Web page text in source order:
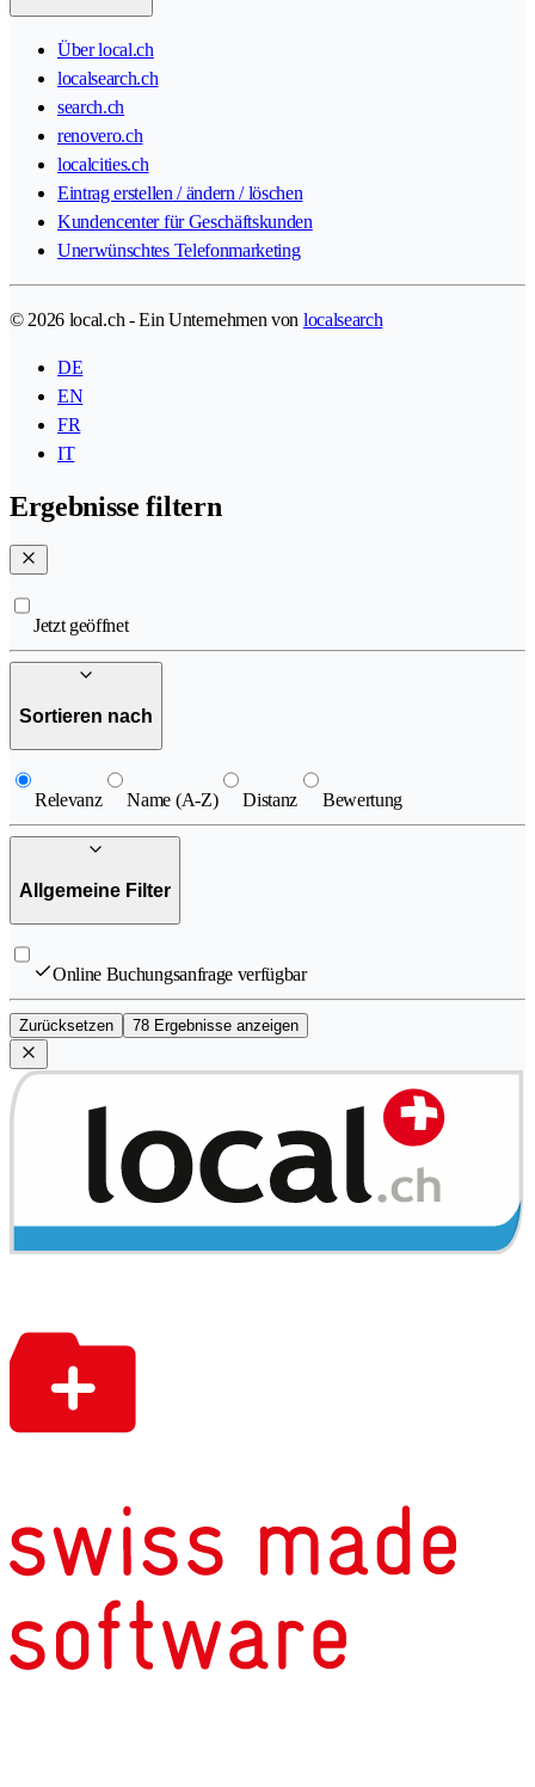
Über local.ch
localsearch.ch
search.ch
renovero.ch
localcities.ch
Eintrag erstellen / ändern / löschen
Kundencenter für Geschäftskunden
Unerwünschtes Telefonmarketing
© 2026 local.ch - Ein Unternehmen von localsearch
DE
EN
FR
IT
Ergebnisse filtern
Jetzt geöffnet
Sortieren nach
Relevanz Name (A-Z) Distanz Bewertung
Allgemeine Filter
Online Buchungsanfrage verfügbar
Zurücksetzen 78 Ergebnisse anzeigen